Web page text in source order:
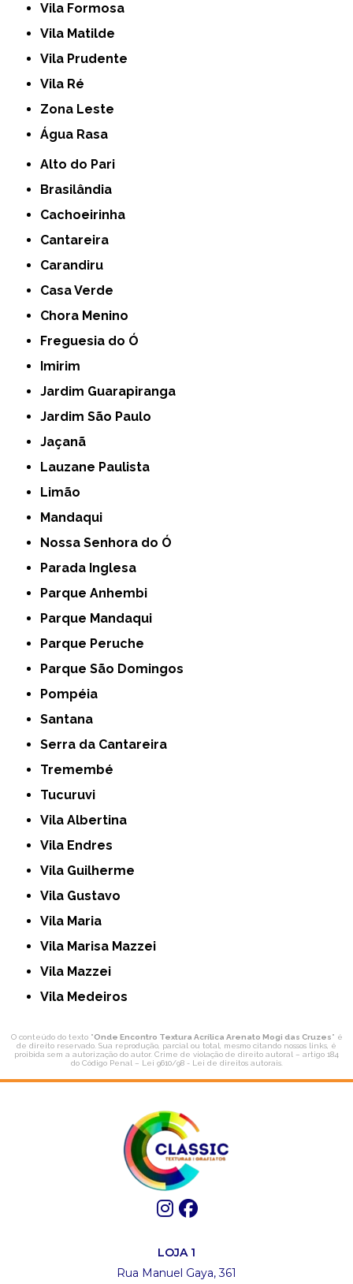
Vila Formosa
Vila Matilde
Vila Prudente
Vila Ré
Zona Leste
Água Rasa
Alto do Pari
Brasilândia
Cachoeirinha
Cantareira
Carandiru
Casa Verde
Chora Menino
Freguesia do Ó
Imirim
Jardim Guarapiranga
Jardim São Paulo
Jaçanã
Lauzane Paulista
Limão
Mandaqui
Nossa Senhora do Ó
Parada Inglesa
Parque Anhembi
Parque Mandaqui
Parque Peruche
Parque São Domingos
Pompéia
Santana
Serra da Cantareira
Tremembé
Tucuruvi
Vila Albertina
Vila Endres
Vila Guilherme
Vila Gustavo
Vila Maria
Vila Marisa Mazzei
Vila Mazzei
Vila Medeiros
O conteúdo do texto "Onde Encontro Textura Acrílica Arenato Mogi das Cruzes" é
de direito reservado. Sua reprodução, parcial ou total, mesmo citando nossos links, é
proibida sem a autorização do autor. Crime de violação de direito autoral – artigo 184
do Código Penal – Lei 9610/98 - Lei de direitos autorais.
LOJA 1
Rua Manuel Gaya, 361